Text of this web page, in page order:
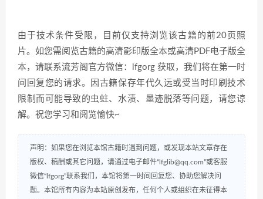
由于技术条件受限，目前仅支持浏览该古籍的前20页照
片。如您需阅览古籍的高清影印版全本或高清PDF电子版全
本，请联系流芳阁官方微信：lfgorg 获取，我们将在第一时
间回复您的请求。因古籍保存年代久远或受当时印刷技术
限制而可能导致的虫蛀、水渍、墨迹脱落等问题，请您谅
解。祝您学习和阅览愉快~
声明：如果您在浏览本馆古籍时遇到问题，或发现本站文章存在
版权、稿酬或其它问题，请通过电子邮件“lfglib@qq.com”或客服
微信“lfgorg”联系我们，本馆将第一时间回复您、协助您解决问
题。本馆所有内容为本站原创发布，任何个人或组织在未征得本